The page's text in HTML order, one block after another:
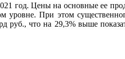
год. Цены на основные ее
уровне. При этом
руб., что на 29,3% выше